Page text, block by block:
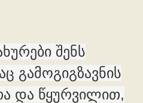
შენს
გამოგიგზავნის
და წყურვილით,